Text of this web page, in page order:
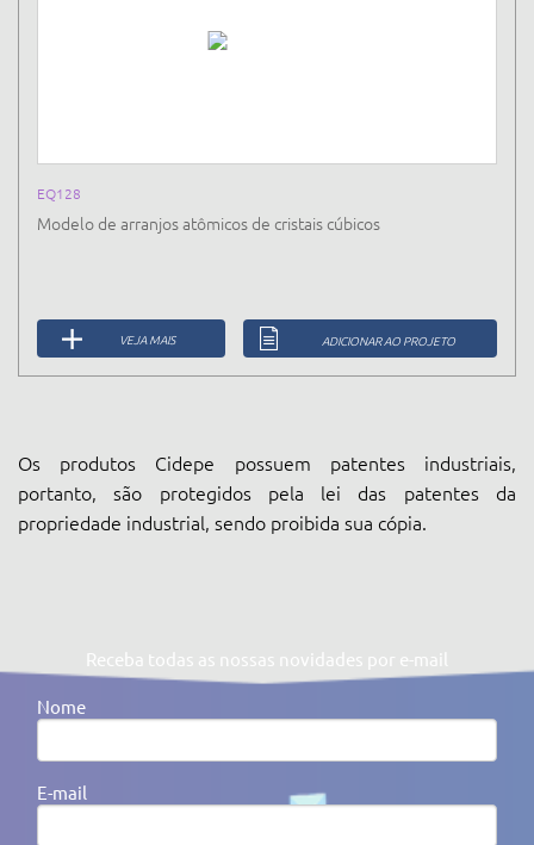
EQ128
Modelo de arranjos atômicos de cristais cúbicos
VEJA MAIS ADICIONAR AO PROJETO
Os produtos Cidepe possuem patentes industriais,
portanto, são protegidos pela lei das patentes da
propriedade industrial, sendo proibida sua cópia.
Receba todas as nossas novidades por e-mail
Nome
E-mail